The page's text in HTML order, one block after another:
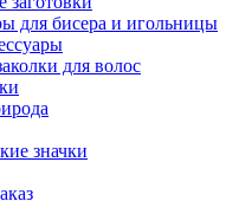
для бисера и игольницы
для волос
значки